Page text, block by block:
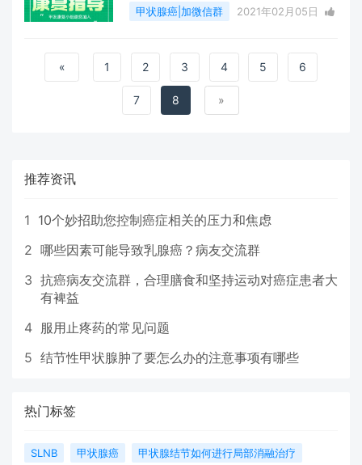
甲状腺癌|加微信群
2021年02月05日
« 1 2 3 4 5 6
7 8 »
推荐资讯
1 10个妙招助您控制癌症相关的压力和焦虑
2 哪些因素可能导致乳腺癌？病友交流群
3 抗癌病友交流群，合理膳食和坚持运动对癌症患者大
有裨益
4 服用止疼药的常见问题
5 结节性甲状腺肿了要怎么办的注意事项有哪些
热门标签
SLNB 甲状腺癌
甲状腺结节如何进行局部消融治疗